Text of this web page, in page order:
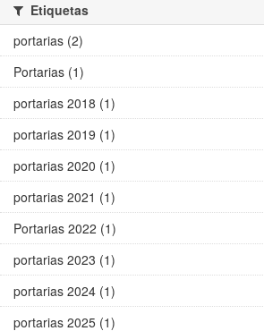
Etiquetas
portarias (2)
Portarias (1)
portarias 2018 (1)
portarias 2019 (1)
portarias 2020 (1)
portarias 2021 (1)
Portarias 2022 (1)
portarias 2023 (1)
portarias 2024 (1)
portarias 2025 (1)